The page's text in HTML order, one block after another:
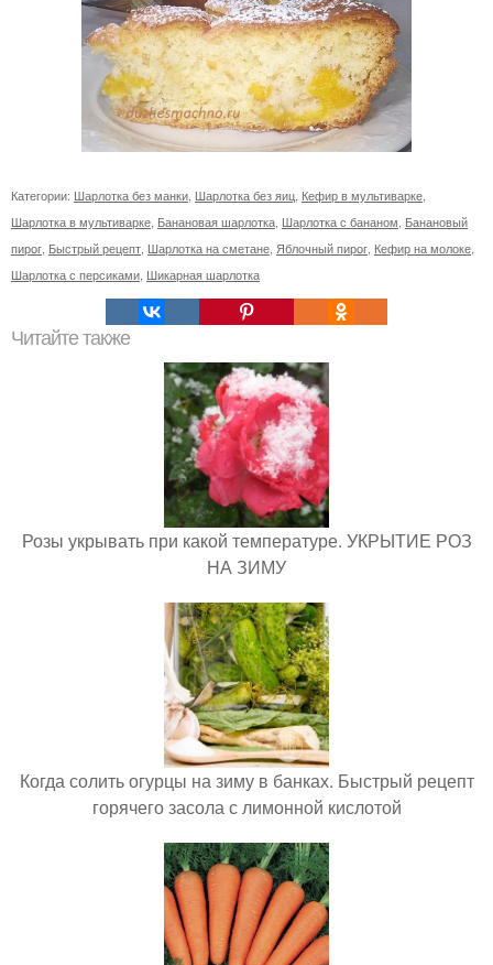
Категории: Шарлотка без манки Шарлотка без яиц Кефир в мультиварке
Шарлотка в мультиварке Банановая шарлотка Шарлотка с бананом Банановый
пирог Быстрый рецепт Шарлотка на сметане Яблочный пирог Кефир на молоке
Шарлотка с персиками Шикарная шарлотка
Читайте также
Розы укрывать при какой температуре. УКРЫТИЕ РОЗ
НА ЗИМУ
Когда солить огурцы на зиму в банках. Быстрый рецепт
горячего засола с лимонной кислотой